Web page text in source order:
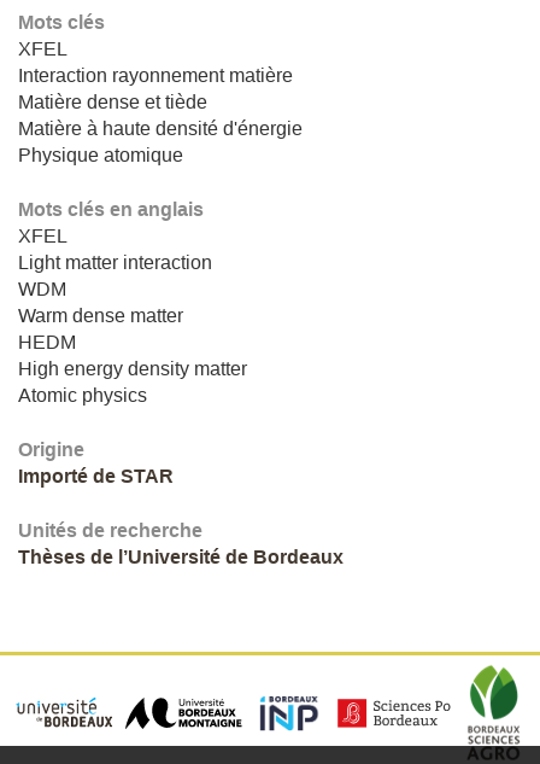
Mots clés
XFEL
Interaction rayonnement matière
Matière dense et tiède
Matière à haute densité d'énergie
Physique atomique
Mots clés en anglais
XFEL
Light matter interaction
WDM
Warm dense matter
HEDM
High energy density matter
Atomic physics
Origine
Importé de STAR
Unités de recherche
Thèses de l’Université de Bordeaux